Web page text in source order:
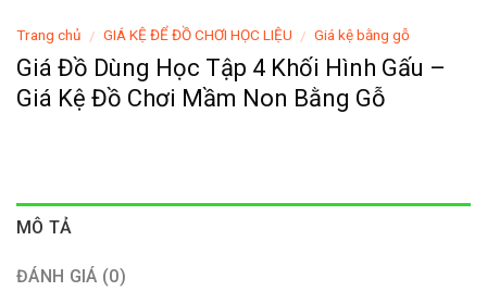
Trang chủ / GIÁ KỆ ĐỂ ĐỒ CHƠI HỌC LIỆU / Giá kệ bằng gỗ
Giá Đồ Dùng Học Tập 4 Khối Hình Gấu –
Giá Kệ Đồ Chơi Mầm Non Bằng Gỗ
MÔ TẢ
ĐÁNH GIÁ (0)